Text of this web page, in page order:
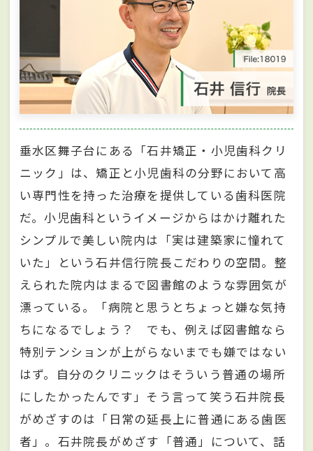
垂水区舞子台にある「石井矯正・小児歯科クリ
ニック」は、矯正と小児歯科の分野において高
い専門性を持った治療を提供している歯科医院
だ。小児歯科というイメージからはかけ離れた
シンプルで美しい院内は「実は建築家に憧れて
いた」という石井信行院長こだわりの空間。整
えられた院内はまるで図書館のような雰囲気が
漂っている。「病院と思うとちょっと嫌な気持
ちになるでしょう？ でも、例えば図書館なら
特別テンションが上がらないまでも嫌ではない
はず。自分のクリニックはそういう普通の場所
にしたかったんです」そう言って笑う石井院長
がめざすのは「日常の延長上に普通にある歯医
者」。石井院長がめざす「普通」について、話